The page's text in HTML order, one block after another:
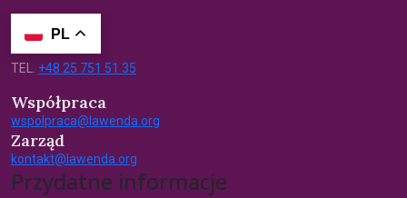
PL
TEL. +48 25 751 51 35
Współpraca
wspolpraca@lawenda.org
Zarząd
kontakt@lawenda.org
Przydatne informacje